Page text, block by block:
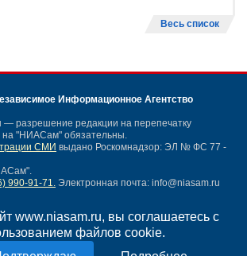
www.niasam.ru, вы соглашаетесь с
файлов cookie.
Весь список
Информационное Агентство
разрешение редакции на перепечатку
на "НИАСам" обязательны.
СМИ выдано Роскомнадзор: ЭЛ № ФС 77 -
990-91-71. Электронная почта: info@niasam.ru